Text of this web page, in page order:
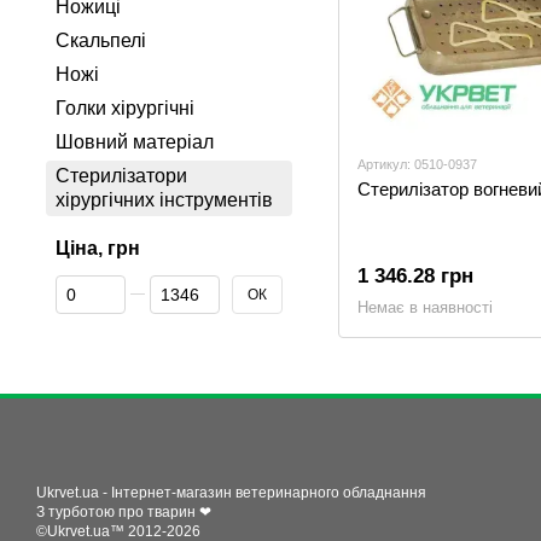
Артикул: 0510-0937
Стерилізатор
1 346.28 грн
Немає в наявності
Ножиці
Скальпелі
Ножі
Голки хірургічні
Шовний матеріал
Стерилізатори
хірургічних інструментів
Ціна, грн
Від Ціна, грн
До Ціна, грн ОК
Ukrvet.ua - Інтернет-магазин ветеринарного обладнання
З турботою про тварин ❤
©Ukrvet.ua™ 2012-2026